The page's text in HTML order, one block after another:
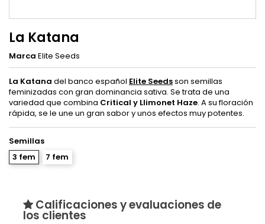
La Katana
Marca Elite Seeds
La Katana del banco español Elite Seedsson semillas
feminizadas con gran dominancia sativa. Se trata de una
variedad que combina Critical y Llimonet Haze. A su floración
rápida, se le une un gran sabor y unos efectos muy potentes.
Semillas
3 fem
7 fem
Calificaciones y evaluaciones de
los clientes